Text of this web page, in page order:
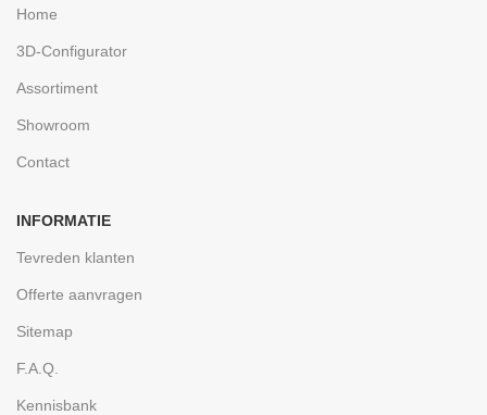
Home
3D-Configurator
Assortiment
Showroom
Contact
INFORMATIE
Tevreden klanten
Offerte aanvragen
Sitemap
F.A.Q.
Kennisbank